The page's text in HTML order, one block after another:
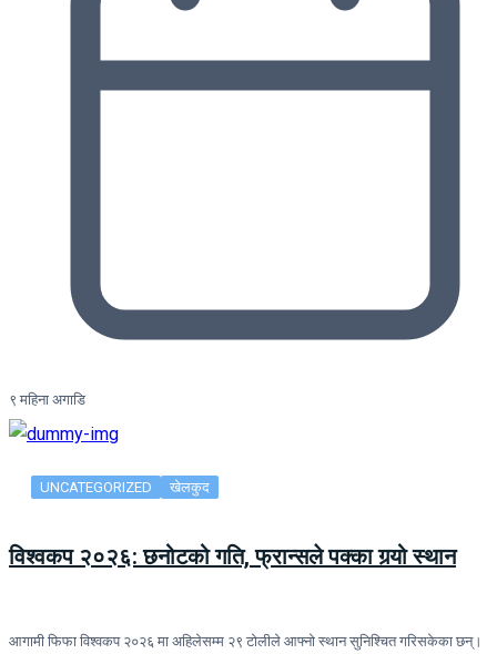
९ महिना अगाडि
UNCATEGORIZED खेलकुद
विश्वकप २०२६: छनोटको गति, फ्रान्सले पक्का गर्‍यो स्थान
आगामी फिफा विश्वकप २०२६ मा अहिलेसम्म २९ टोलीले आफ्नो स्थान सुनिश्चित गरिसकेका छन्।